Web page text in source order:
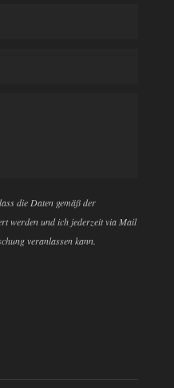
die Daten gemäß der
werden und ich jederzeit via Mail
veranlassen kann.